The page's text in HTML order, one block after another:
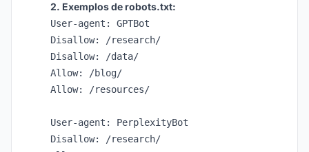
2. Exemplos de robots.txt:
User-agent: GPTBot
Disallow: /research/
Disallow: /data/
Allow: /blog/
Allow: /resources/
User-agent: PerplexityBot
Disallow: /research/